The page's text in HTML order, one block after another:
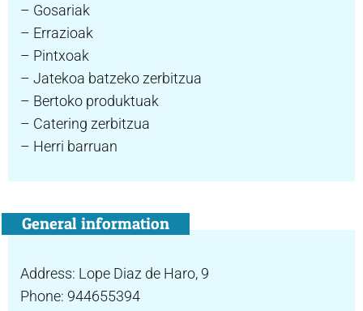
– Gosariak
– Errazioak
– Pintxoak
– Jatekoa batzeko zerbitzua
– Bertoko produktuak
– Catering zerbitzua
– Herri barruan
General information
Address: Lope Diaz de Haro, 9
Phone: 944655394